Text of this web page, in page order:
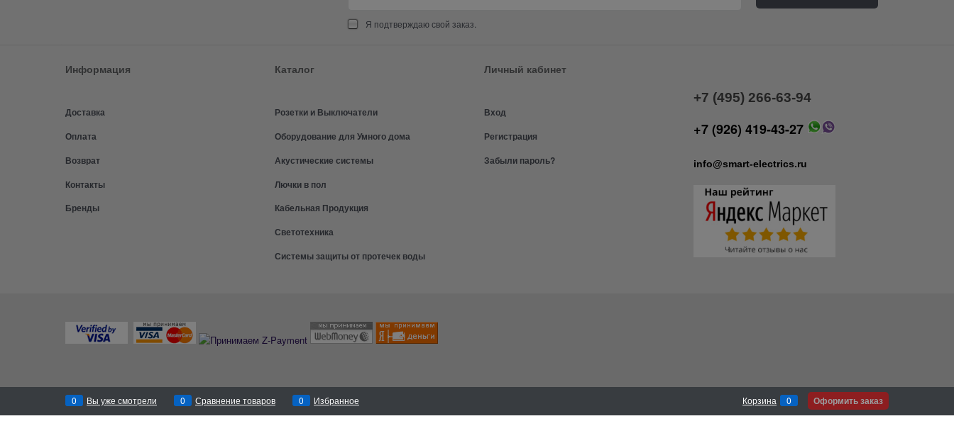
Я подтверждаю свой заказ.
Информация
Доставка
Оплата
Возврат
Контакты
Бренды
Каталог
Розетки и Выключатели
Оборудование для Умного дома
Акустические системы
Лючки в пол
Кабельная Продукция
Светотехника
Системы защиты от протечек воды
Личный кабинет
Вход
Регистрация
Забыли пароль?
+7 (495) 266-63-94
+7 (926) 419-43-27
info@smart-electrics.ru
0 Вы уже смотрели 0 Сравнение товаров 0 Избранное Корзина 0 Оформить заказ